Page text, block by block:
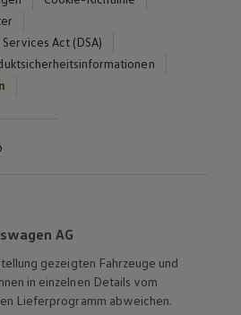
Act (DSA)
AG
gezeigten Fahrzeuge und
in einzelnen Details vom
Lieferprogramm abweichen.